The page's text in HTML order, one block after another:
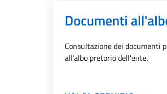
Documenti
Consultazione dei documenti
all'albo pretorio dell'ente.